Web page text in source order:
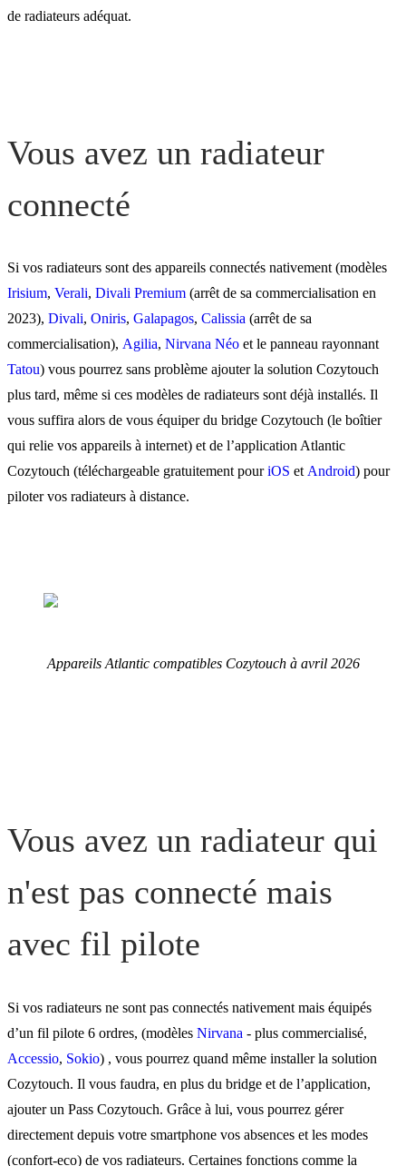
Vous avez un radiateur qui
Vous avez un radiateur
connecté et sans fil pilote
de radiateurs adéquat.
Vous avez un radiateur
connecté
Si vos radiateurs sont des appareils connectés nativement (modèles
Irisium, Verali, Divali Premium (arrêt de sa commercialisation en
2023), Divali, Oniris, Galapagos, Calissia (arrêt de sa
commercialisation), Agilia, Nirvana Néo et le panneau rayonnant
Tatou) vous pourrez sans problème ajouter la solution Cozytouch
plus tard, même si ces modèles de radiateurs sont déjà installés. Il
vous suffira alors de vous équiper du bridge Cozytouch (le boîtier
qui relie vos appareils à internet) et de l’application Atlantic
Cozytouch (téléchargeable gratuitement pouriOS et Android) pour
piloter vos radiateurs à distance.
Appareils Atlantic compatibles Cozytouch à avril 2026
Vous avez un radiateur qui
n'est pas connecté mais
avec fil pilote
Si vos radiateurs ne sont pas connectés nativement mais équipés
d’un fil pilote 6 ordres, (modèles Nirvana - plus commercialisé,
Accessio, Sokio) , vous pourrez quand même installer la solution
Cozytouch. Il vous faudra, en plus du bridge et de l’application,
ajouter un Pass Cozytouch. Grâce à lui, vous pourrez gérer
directement depuis votre smartphone vos absences et les modes
(confort-eco) de vos radiateurs. Certaines fonctions comme la